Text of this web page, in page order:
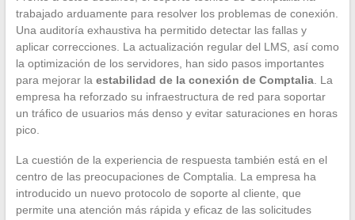
trabajado arduamente para resolver los problemas de conexión.
Una auditoría exhaustiva ha permitido detectar las fallas y
aplicar correcciones. La actualización regular del LMS, así como
la optimización de los servidores, han sido pasos importantes
para mejorar la estabilidad de la conexión de Comptalia. La
empresa ha reforzado su infraestructura de red para soportar
un tráfico de usuarios más denso y evitar saturaciones en horas
pico.
La cuestión de la experiencia de respuesta también está en el
centro de las preocupaciones de Comptalia. La empresa ha
introducido un nuevo protocolo de soporte al cliente, que
permite una atención más rápida y eficaz de las solicitudes